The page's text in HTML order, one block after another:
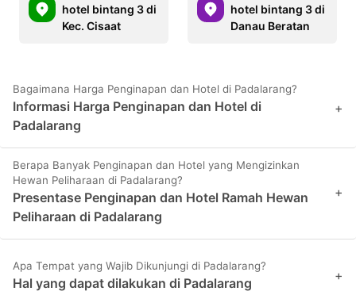
hotel bintang 3 di
Kec. Cisaat
hotel bintang 3 di
Danau Beratan
Bagaimana Harga Penginapan dan Hotel di Padalarang?
Informasi Harga Penginapan dan Hotel di
Padalarang
+
Berapa Banyak Penginapan dan Hotel yang Mengizinkan
Hewan Peliharaan di Padalarang?
Presentase Penginapan dan Hotel Ramah Hewan
Peliharaan di Padalarang
+
Apa Tempat yang Wajib Dikunjungi di Padalarang?
Hal yang dapat dilakukan di Padalarang +